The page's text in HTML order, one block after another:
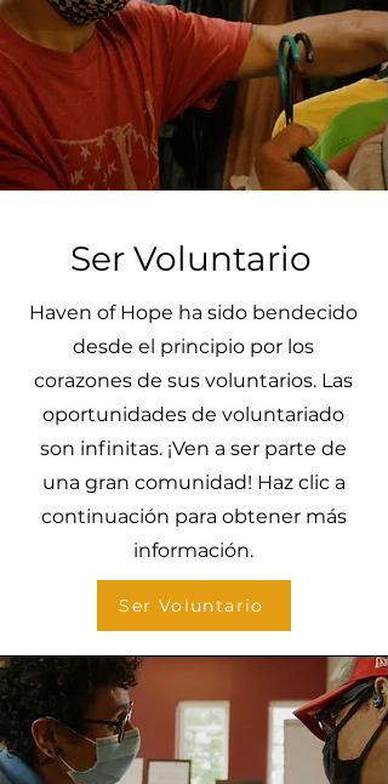
Ser Voluntario
Haven of Hope ha sido bendecido
desde el principio por los
corazones de sus voluntarios. Las
oportunidades de voluntariado
son infinitas. ¡Ven a ser parte de
una gran comunidad! Haz clic a
continuación para obtener más
información.
Ser Voluntario